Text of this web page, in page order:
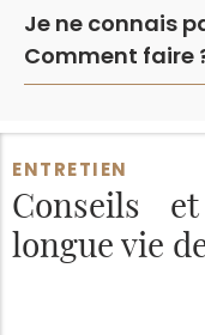
Je ne connais
Comment faire
ENTRETIEN
Conseils
longue vie